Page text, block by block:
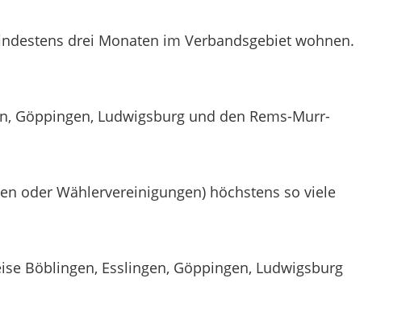
drei Monaten im Verbandsgebiet wohnen.
Göppingen, Ludwigsburg und den Rems-Murr-
oder Wählervereinigungen) höchstens so viele
Böblingen, Esslingen, Göppingen, Ludwigsburg